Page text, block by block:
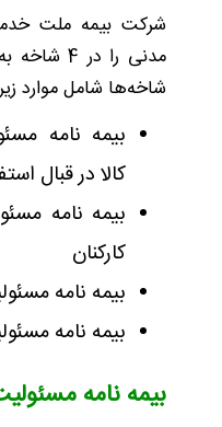
شرکت بیمه ملت
مدنی را
شاخه‌ها شامل موارد
بیمه نامه
کالا در قبال
بیمه نامه
كاركنان
بیمه نامه
بیمه نامه
بیمه نامه‌